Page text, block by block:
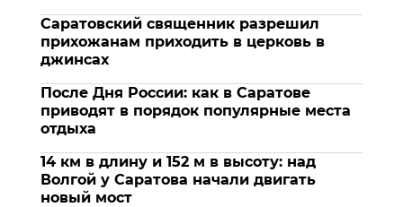
Саратовский священник разрешил
прихожанам приходить в церковь в
джинсах
После Дня России: как в Саратове
приводят в порядок популярные места
отдыха
14 км в длину и 152 м в высоту: над
Волгой у Саратова начали двигать
новый мост